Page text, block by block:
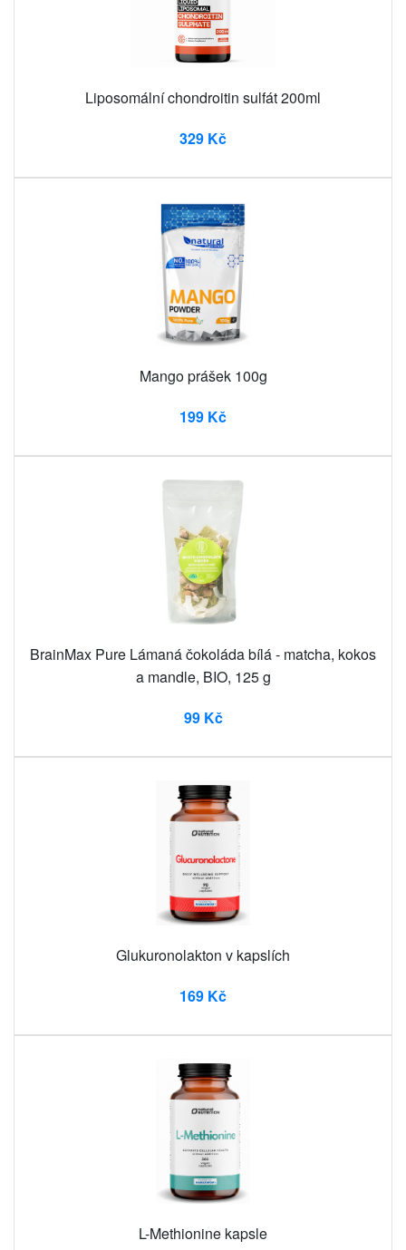
Liposomální chondroitin sulfát 200ml
329 Kč
Mango prášek 100g
199 Kč
BrainMax Pure Lámaná čokoláda bílá - matcha, kokos
a mandle, BIO, 125 g
99 Kč
Glukuronolakton v kapslích
169 Kč
L-Methionine kapsle